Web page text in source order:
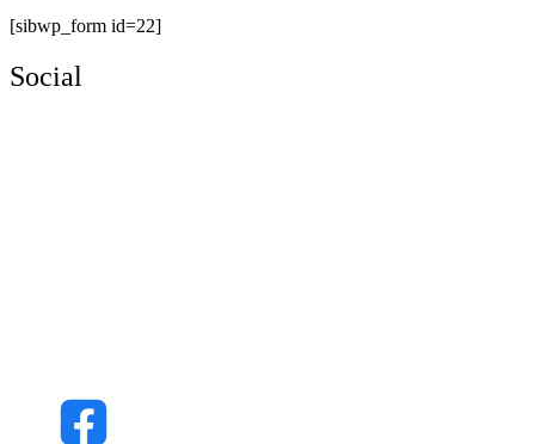
[sibwp_form id=22]
Social